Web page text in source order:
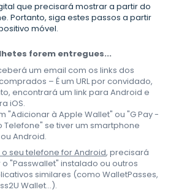
que precisará mostrar a partir do
Portanto, siga estes passos a partir
móvel.
forem entregues...
um email com os links dos
– É um URL por convidado,
encontrará um link para Android e
iOS.
"Adicionar à Apple Wallet" ou "G Pay -
Telefone" se tiver um smartphone
Android.
o seu telefone for Android, precisará
o "Passwallet" instalado ou outros
similares (como WalletPasses,
Wallet...).